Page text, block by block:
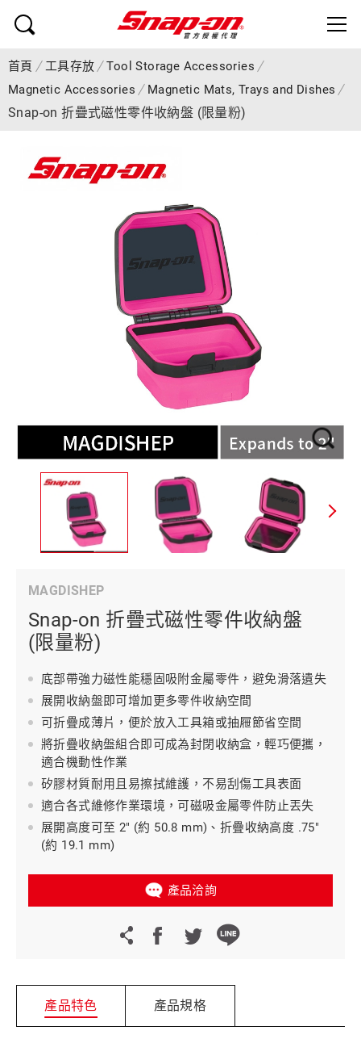
首頁 工具存放
Tool Storage Accessories
Magnetic Accessories
Magnetic Mats, Trays and Dishes
Snap-on 折疊式磁性零件收納盤 (限量粉)
MAGDISHEP
Snap-on 折疊式磁性零件收納盤
(限量粉)
底部帶強力磁性能穩固吸附金屬零件，避免滑落遺失
展開收納盤即可增加更多零件收納空間
可折疊成薄片，便於放入工具箱或抽屜節省空間
將折疊收納盤組合即可成為封閉收納盒，輕巧便攜，
適合機動性作業
矽膠材質耐用且易擦拭維護，不易刮傷工具表面
適合各式維修作業環境，可磁吸金屬零件防止丟失
展開高度可至 2" (約 50.8 mm)、折疊收納高度 .75"
(約 19.1 mm)
產品洽詢
產品特色 產品規格